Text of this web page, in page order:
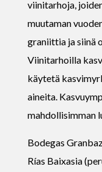
viinitarhoja,
muutaman
graniittia ja siinä
Viinitarhoilla
käytetä
aineita.
mahdollisimman
Bodegas
Rías Baixasia